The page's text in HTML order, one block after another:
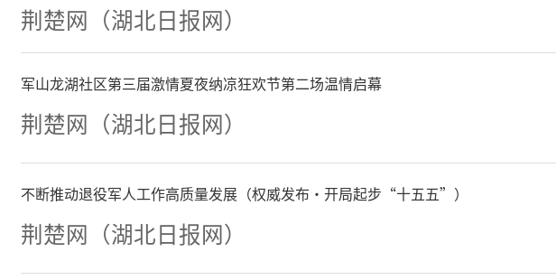
线。
与往年不同，今年华昌公司创新升级
精心装扮爱心送考主题车厢，打造“
站”。车厢内布置印有“金榜题名
胜”“前程似锦”等字样的向日葵挂
荆楚网（湖北日报网）
军山龙湖社区第三届激情夏夜纳凉狂欢节第二场温情启幕
荆楚网（湖北日报网）
不断推动退役军人工作高质量发展（权威发布·开局起步“十五五”）
荆楚网（湖北日报网）